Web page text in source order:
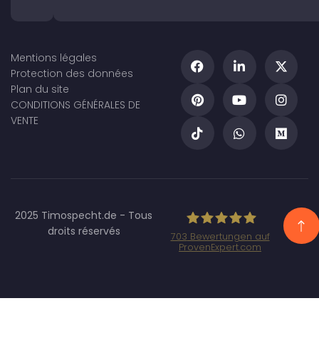
Mentions légales
Protection des données
Plan du site
CONDITIONS GÉNÉRALES DE
VENTE
2025 Timospecht.de - Tous
droits réservés
GmbH - SEO/SEA
703 Bewertungen auf
ProvenExpert.com